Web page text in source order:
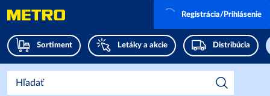
Sortiment Letáky a akcie Distribúcia
Registrácia/Prihlásenie